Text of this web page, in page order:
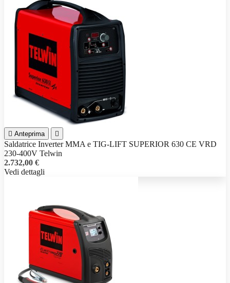
 Anteprima 
Saldatrice Inverter MMA e TIG-LIFT SUPERIOR 630 CE VRD
230-400V Telwin
2.732,00 €
Vedi dettagli